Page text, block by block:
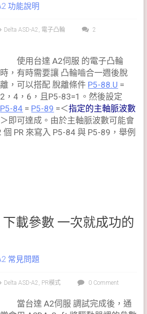
功能說明
Delta ASD-A2 , 電子凸輪
2
使用台達 A2伺服 的電子凸輪
時，有時需要讓 凸輪嚙合一週後脫
離，可以搭配 脫離條件 P5-88.U =
2，4，6，且P5-83=1。然後設定
P5-84 = P5-89 =＜指定的主軸脈波數
＞即可達成。由於主軸脈波數可能會
PR 來寫入 P5-84 與 P5-89，舉例
載參數 一次就成功的
常見問題
Delta ASD-A2 , PR模式 0 Comment
當台達 A2伺服 調試完成後，通